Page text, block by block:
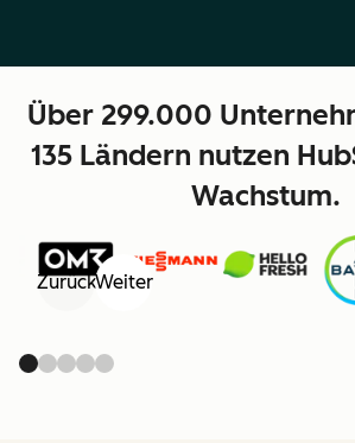
Über 299.000
135 Ländern nutzen
Wachstum.
ZurückWeiter